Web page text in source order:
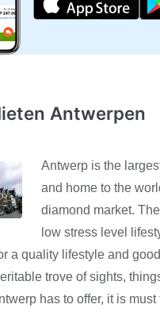
Antwerpen
Antwerp is the
and home to the
diamond market.
low stress level
a quality lifestyle and
trove of sights,
has to offer, it is